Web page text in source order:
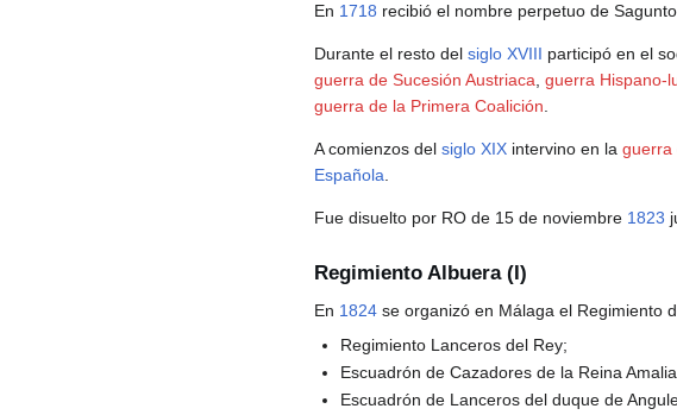
En 1718 recibió el nombre perpetuo de Sagunto.
Durante el resto del siglo XVIII participó en el
guerra de Sucesión Austriaca guerra Hispano-
guerra de la Primera Coalición
A comienzos del siglo XIX intervino en la guerra
Española
Fue disuelto por RO de 15 de noviembre 1823
Regimiento Albuera (I)
En 1824 se organizó en Málaga el Regimiento
Regimiento Lanceros del Rey;
Escuadrón de Cazadores de la Reina
Escuadrón de Lanceros del duque de